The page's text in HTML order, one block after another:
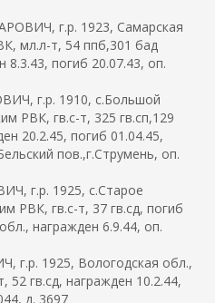
г.р. 1923, Самарская
мл.л-т, 54 ппб,301 бад
погиб 20.07.43, оп.
г.р. 1910, с.Большой
РВК, гв.с-т, 325 гв.сп,129
20.2.45, погиб 01.04.45,
пов.,г.Струмень, оп.
г.р. 1925, с.Старое
РВК, гв.с-т, 37 гв.сд, погиб
награжден 6.9.44, оп.
1925, Вологодская обл.,
гв.сд, награжден 10.2.44,
д. 3697